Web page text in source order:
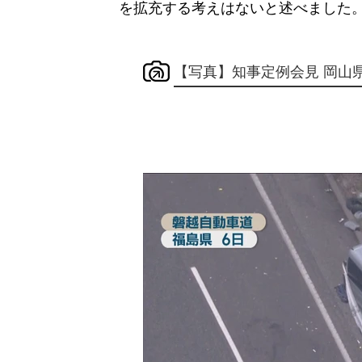
を拡充する考えはないと述べました
【写真】知事定例会見 岡山